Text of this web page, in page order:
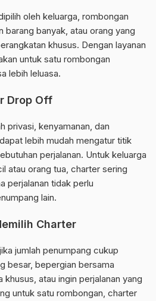
oleh keluarga, rombongan
barang banyak, atau orang yang
khusus. Dengan layanan
untuk satu rombongan
lebih leluasa.
Drop Off
privasi, kenyamanan, dan
lebih mudah mengatur titik
perjalanan. Untuk keluarga
atau orang tua, charter sering
perjalanan tidak perlu
lain.
Charter
jumlah penumpang cukup
besar, bepergian bersama
atau ingin perjalanan yang
untuk satu rombongan, charter